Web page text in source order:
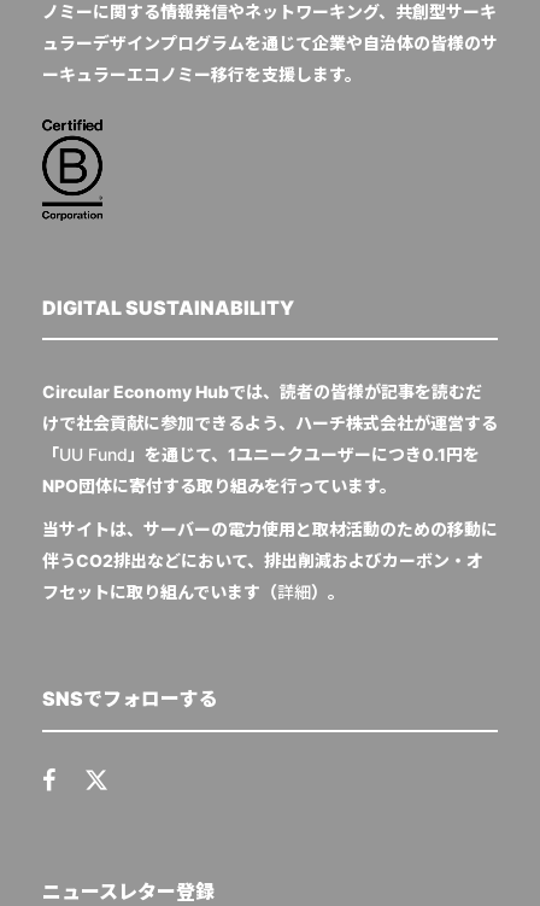
ノミーに関する情報発信やネットワーキング、共創型サーキ
ュラーデザインプログラムを通じて企業や自治体の皆様のサ
ーキュラーエコノミー移行を支援します。
DIGITAL SUSTAINABILITY
Circular Economy Hubでは、読者の皆様が記事を読むだ
けで社会貢献に参加できるよう、ハーチ株式会社が運営する
「UU Fund」を通じて、1ユニークユーザーにつき0.1円を
NPO団体に寄付する取り組みを行っています。
当サイトは、サーバーの電力使用と取材活動のための移動に
伴うCO2排出などにおいて、排出削減およびカーボン・オ
フセットに取り組んでいます（詳細）。
SNSでフォローする
ニュースレター登録